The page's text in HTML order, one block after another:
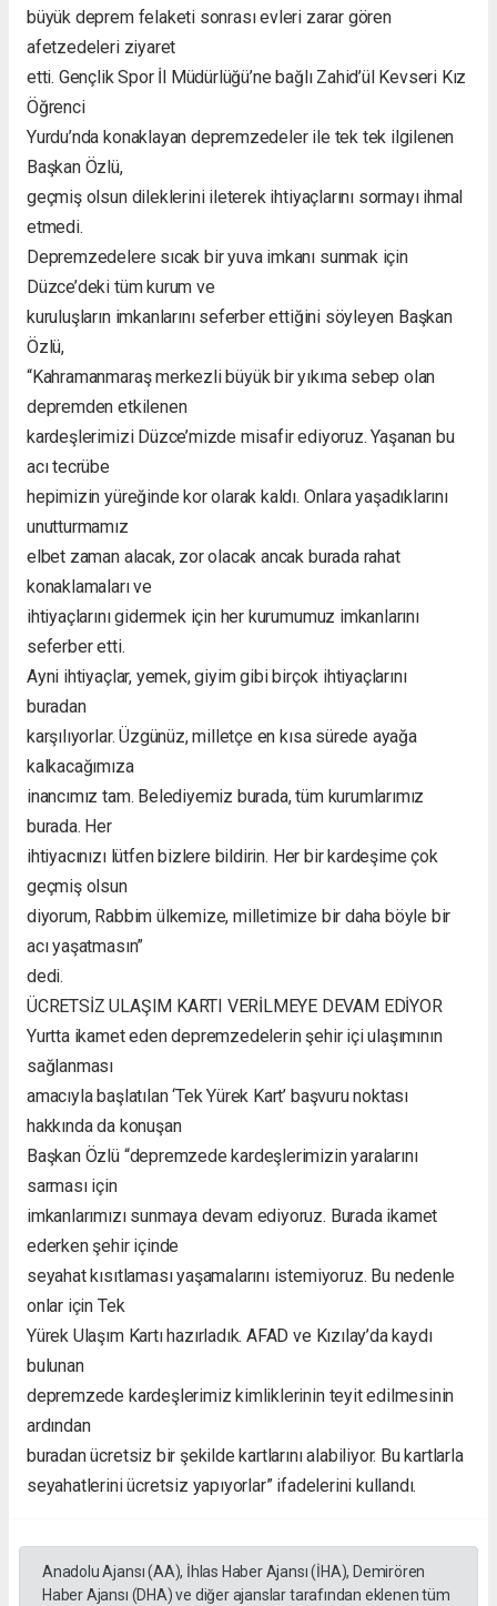
büyük deprem felaketi sonrası evleri zarar gören
afetzedeleri ziyaret
etti. Gençlik Spor İl Müdürlüğü’ne bağlı Zahid’ül Kevseri Kız
Öğrenci
Yurdu’nda konaklayan depremzedeler ile tek tek ilgilenen
Başkan Özlü,
geçmiş olsun dileklerini ileterek ihtiyaçlarını sormayı ihmal
etmedi.
Depremzedelere sıcak bir yuva imkanı sunmak için
Düzce’deki tüm kurum ve
kuruluşların imkanlarını seferber ettiğini söyleyen Başkan
Özlü,
“Kahramanmaraş merkezli büyük bir yıkıma sebep olan
depremden etkilenen
kardeşlerimizi Düzce’mizde misafir ediyoruz. Yaşanan bu
acı tecrübe
hepimizin yüreğinde kor olarak kaldı. Onlara yaşadıklarını
unutturmamız
elbet zaman alacak, zor olacak ancak burada rahat
konaklamaları ve
ihtiyaçlarını gidermek için her kurumumuz imkanlarını
seferber etti.
Ayni ihtiyaçlar, yemek, giyim gibi birçok ihtiyaçlarını
buradan
karşılıyorlar. Üzgünüz, milletçe en kısa sürede ayağa
kalkacağımıza
inancımız tam. Belediyemiz burada, tüm kurumlarımız
burada. Her
ihtiyacınızı lütfen bizlere bildirin. Her bir kardeşime çok
geçmiş olsun
diyorum, Rabbim ülkemize, milletimize bir daha böyle bir
acı yaşatmasın”
dedi.
ÜCRETSİZ ULAŞIM KARTI VERİLMEYE DEVAM EDİYOR
Yurtta ikamet eden depremzedelerin şehir içi ulaşımının
sağlanması
amacıyla başlatılan ‘Tek Yürek Kart’ başvuru noktası
hakkında da konuşan
Başkan Özlü “depremzede kardeşlerimizin yaralarını
sarması için
imkanlarımızı sunmaya devam ediyoruz. Burada ikamet
ederken şehir içinde
seyahat kısıtlaması yaşamalarını istemiyoruz. Bu nedenle
onlar için Tek
Yürek Ulaşım Kartı hazırladık. AFAD ve Kızılay’da kaydı
bulunan
depremzede kardeşlerimiz kimliklerinin teyit edilmesinin
ardından
buradan ücretsiz bir şekilde kartlarını alabiliyor. Bu kartlarla
seyahatlerini ücretsiz yapıyorlar” ifadelerini kullandı.
Anadolu Ajansı (AA), İhlas Haber Ajansı (İHA), Demirören
Haber Ajansı (DHA) ve diğer ajanslar tarafından eklenen tüm